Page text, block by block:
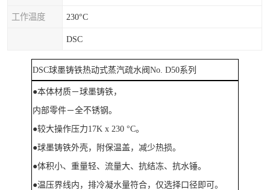
工作温度 230°C
DSC
DSC球墨铸铁热动式蒸汽疏水阀No. D50系列
●本体材质－球墨铸铁，
内部零件－全不锈钢。
●较大操作压力17K x 230 °C。
●球墨铸铁外壳，附保温盖，减少热损。
●体积小、重量轻、流量大、抗结冻、抗水锤。
●温压界线内，排冷凝水量符合，仅选择口径即可。